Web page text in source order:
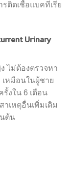
ติดเชื้อแบคทีเรีย
Urinary
ไม่ต้องตรวจหา
เหมือนในผู้ชาย
งใน 6 เดือน
าเหตุอื่นเพิ่มเติม
นต้น